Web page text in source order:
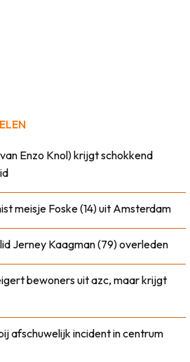
Enzo Knol) krijgt schokkend
meisje Foske (14) uit Amsterdam
Jerney Kaagman (79) overleden
bewoners uit azc, maar krijgt
afschuwelijk incident in centrum